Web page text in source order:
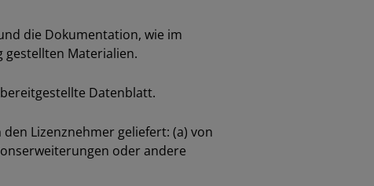
die Dokumentation, wie im
gestellten Materialien.
Datenblatt.
Lizenznehmer geliefert: (a) von
oder andere